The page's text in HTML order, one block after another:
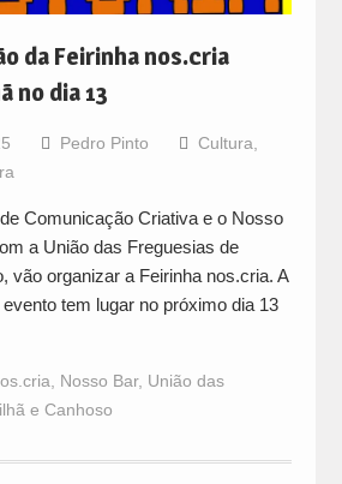
da Feirinha nos.cria
no dia 13
Pedro Pinto Cultura
Comunicação Criativa e o Nosso
a União das Freguesias de
vão organizar a Feirinha nos.cria. A
tem lugar no próximo dia 13
Nosso Bar, União das
e Canhoso